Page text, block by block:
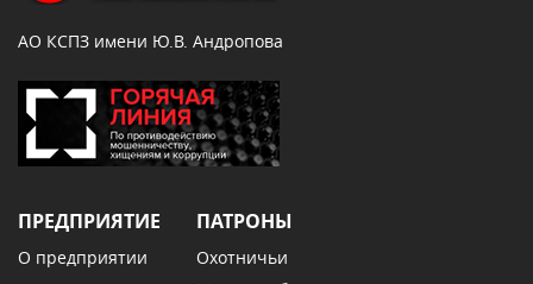
АО КСПЗ имени Ю.В. Андропова
ПРЕДПРИЯТИЕ
О предприятии
ПАТРОНЫ
Охотничьи